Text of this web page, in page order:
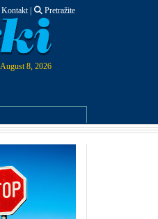
Kontakt| Pretražite
August 8, 2026